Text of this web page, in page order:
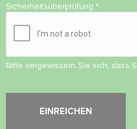
Sicherheitsüberprüfung *
Bitte vergewissern Sie sich, dass